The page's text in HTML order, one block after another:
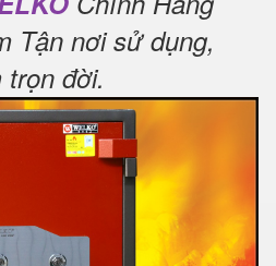
Tận nơi sử dụng,
trọn đời.